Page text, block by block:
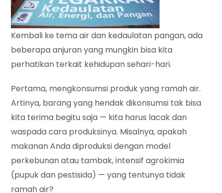
Kembali ke tema air dan kedaulatan pangan, ada
beberapa anjuran yang mungkin bisa kita
perhatikan terkait kehidupan sehari-hari.
Pertama, mengkonsumsi produk yang ramah air.
Artinya, barang yang hendak dikonsumsi tak bisa
kita terima begitu saja — kita harus lacak dan
waspada cara produksinya. Misalnya, apakah
makanan Anda diproduksi dengan model
perkebunan atau tambak, intensif agrokimia
(pupuk dan pestisida) — yang tentunya tidak
ramah air?